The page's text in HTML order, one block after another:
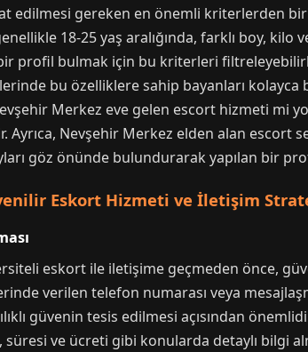
edilmesi gereken en önemli kriterlerden
18-25 yaş aralığında, farklı boy, kilo
profil bulmak için bu kriterleri
bu özelliklere sahip bayanları kolayca
Merkez eve gelen escort hizmeti mi
Ayrıca, Nevşehir Merkez elden alan escort
göz önünde bulundurarak yapılan bir
Eskort Hizmeti ve İletişim
eskort ile iletişime geçmeden önce,
verilen telefon numarası veya
güvenin tesis edilmesi açısından
süresi ve ücreti gibi konularda detaylı bilgi